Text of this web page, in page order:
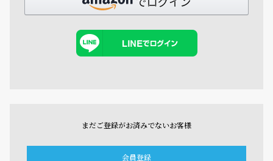
まだご登録がお済みでないお客様
会員登録